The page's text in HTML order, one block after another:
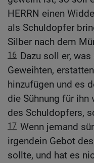
HERRN einen
als Schuldopfer
Silber nach dem
16 Dazu soll er,
Geweihten,
hinzufügen und es
die Sühnung für
des Schuldopfers,
17 Wenn jemand
irgendein Gebot
sollte, und hat es